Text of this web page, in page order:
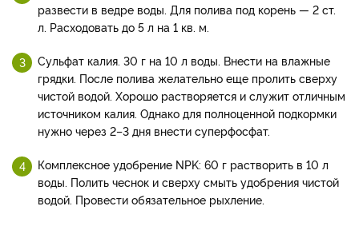
развести в ведре воды. Для полива под корень — 2 ст.
л. Расходовать до 5 л на 1 кв. м.
Сульфат калия. 30 г на 10 л воды. Внести на влажные
грядки. После полива желательно еще пролить сверху
чистой водой. Хорошо растворяется и служит отличным
источником калия. Однако для полноценной подкормки
нужно через 2–3 дня внести суперфосфат.
Комплексное удобрение NPK: 60 г растворить в 10 л
воды. Полить чеснок и сверху смыть удобрения чистой
водой. Провести обязательное рыхление.